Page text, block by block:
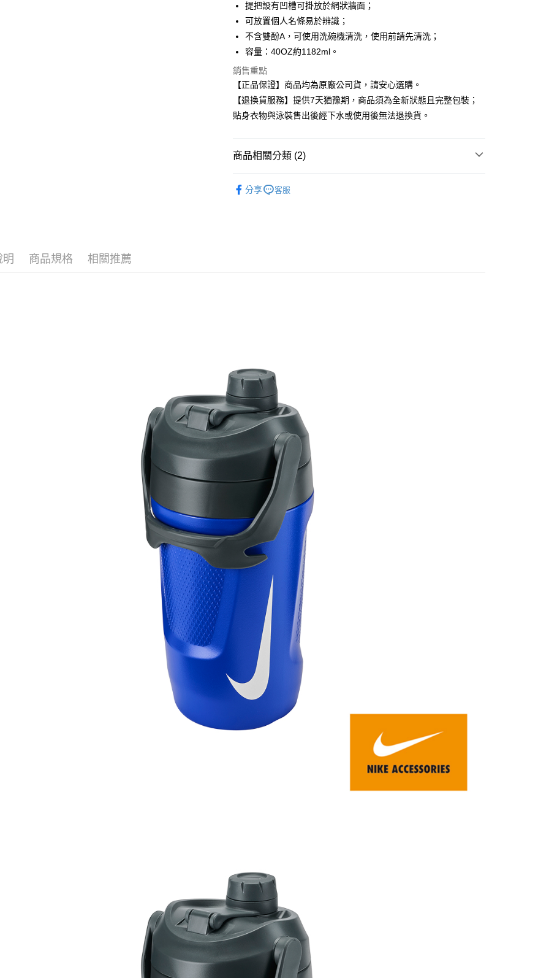
運送方式
全家取貨付款
每筆NT$80，滿NT$599(含以上)免運費
付款後全家取貨
每筆NT$80，滿NT$599(含以上)免運費
每筆NT$80，滿NT$599(含以上)免運費
提把設有凹槽可掛放於網狀牆面；
可放置個人名條易於辨識；
不含雙酚A，可使用洗碗機清洗，使用前請先清洗；
容量：40OZ約1182ml。
銷售重點
【正品保證】商品均為原廠公司貨，請安心選購。
【退換貨服務】提供7天猶豫期，商品須為全新狀態且完整包裝；
貼身衣物與泳裝售出後經下水或使用後無法退換貨。
商品相關分類 (2)
分享 客服
明 商品規格 相關推薦